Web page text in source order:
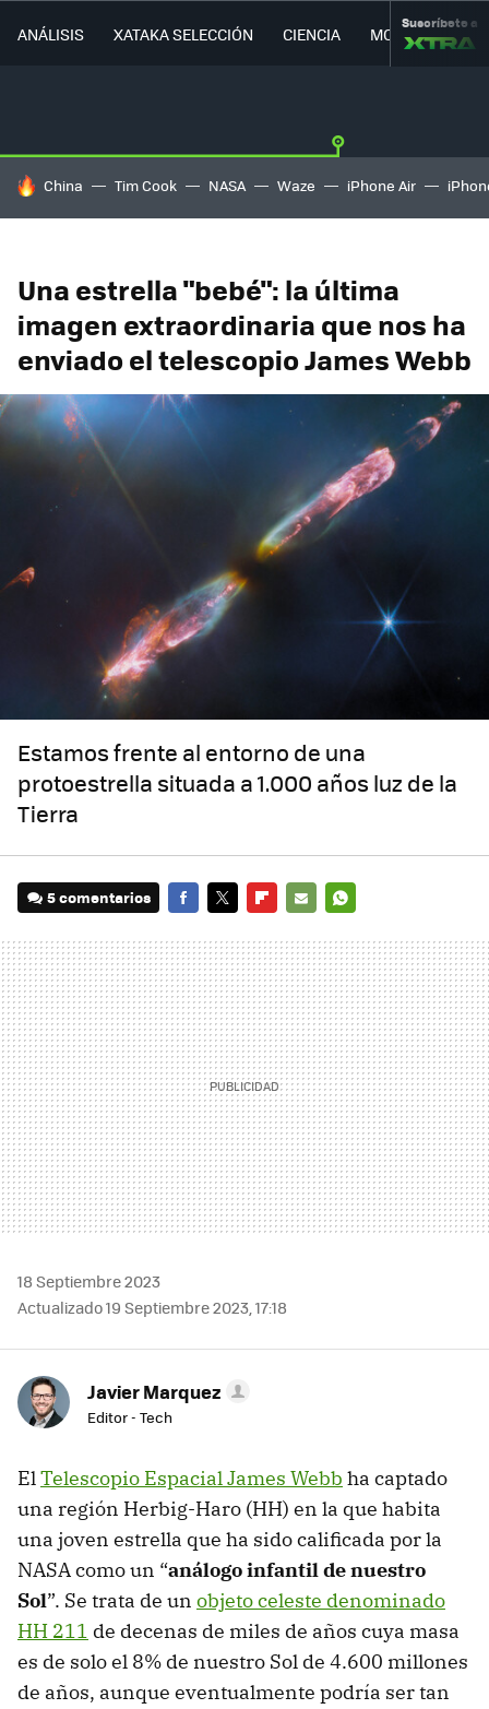
ANÁLISIS XATAKA SELECCIÓN CIENCIA MOVILIDAD
Suscríbete a
HOY SE HABLA DE
China Tim Cook NASA Waze iPhone Air
Una estrella "bebé": la última
imagen extraordinaria que nos ha
enviado el telescopio James Webb
Estamos frente al entorno de una
protoestrella situada a 1.000 años luz de la
Tierra
5 comentarios
MAIL
18 Septiembre 2023
Actualizado 19 Septiembre 2023, 17:18
Javier Marquez
Editor - Tech
ElTelescopio Espacial James Webb ha captado
una región Herbig-Haro (HH) en la que habita
una joven estrella que ha sido calificada por la
NASA como un “análogo infantil de nuestro
Sol”. Se trata de un objeto celeste denominado
HH 211 de decenas de miles de años cuya masa
es de solo el 8% de nuestro Sol de 4.600 millones
de años, aunque eventualmente podría ser tan